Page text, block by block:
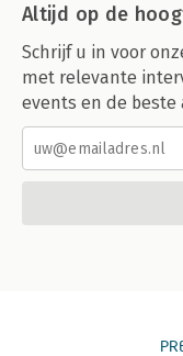
Altijd op de
Schrijf u in voor
met relevante
events en de beste